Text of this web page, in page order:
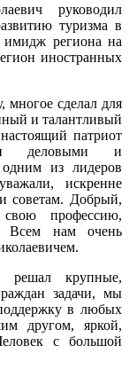
руководил
туризма в
имидж региона на
иностранных
многое сделал для
и талантливый
патриот
деловыми и
одним из лидеров
искренне
советам. Добрый,
профессию,
Всем нам очень
решал крупные,
задачи, мы
в любых
другом, яркой,
с большой